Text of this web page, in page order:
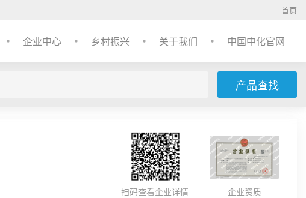
首页
企业中心 乡村振兴 关于我们 中国中化官网
产品查找
扫码查看企业详情
企业资质